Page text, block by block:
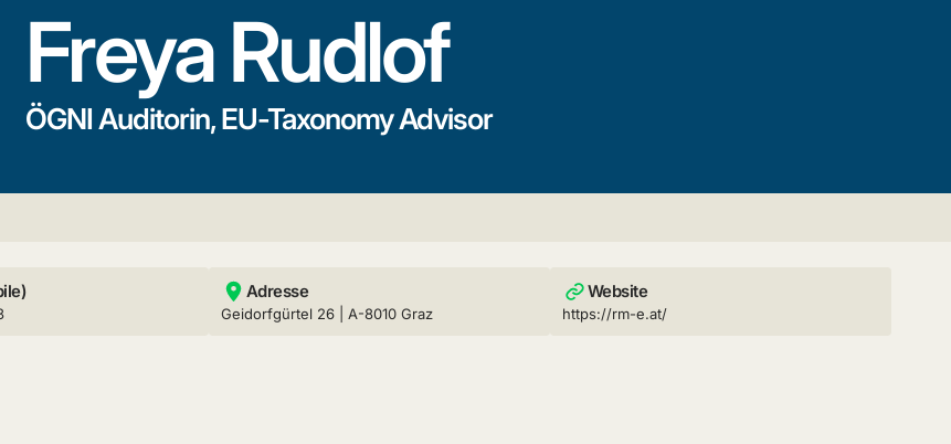
Freya Rudlof
ÖGNI Auditorin, EU-Taxonomy Advisor
Adresse
Geidorfgürtel 26 | A-8010 Graz
Website
https://rm-e.at/